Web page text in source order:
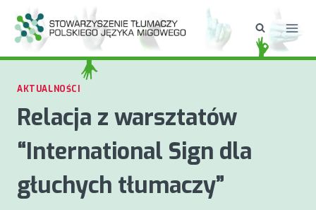
Przejdź
treści
AKTUALNOŚCI
Relacja z warsztatów
“International Sign dla
głuchych tłumaczy”